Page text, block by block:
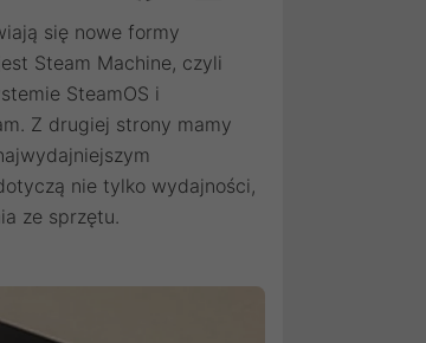
się nowe formy
Steam Machine, czyli
SteamOS i
Z drugiej strony mamy
nie tylko wydajności,
ze sprzętu.